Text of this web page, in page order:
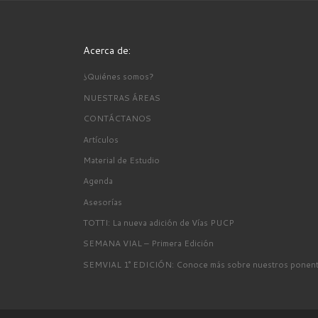
Acerca de:
¿Quiénes somos?
NUESTRAS ÁREAS
CONTÁCTANOS
Artículos
Material de Estudio
Agenda
Asesorías
TOTTI: La nueva adición de Vías PUCP
SEMANA VIAL – Primera Edición
SEMVIAL 1° EDICIÓN: Conoce más sobre nuestros